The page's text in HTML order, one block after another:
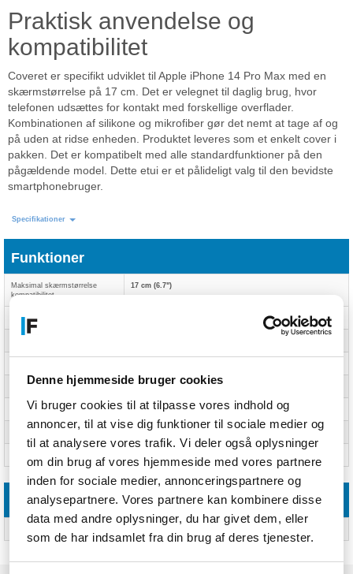
Denne hjemmeside bruger cookies
Vi bruger cookies til at tilpasse vores indhold og
annoncer, til at vise dig funktioner til sociale medier og
til at analysere vores trafik. Vi deler også oplysninger
om din brug af vores hjemmeside med vores partnere
inden for sociale medier, annonceringspartnere og
analysepartnere. Vores partnere kan kombinere disse
data med andre oplysninger, du har givet dem, eller
som de har indsamlet fra din brug af deres tjenester.
Praktisk anvendelse og
kompatibilitet
Coveret er specifikt udviklet til Apple iPhone 14 Pro Max med en
skærmstørrelse på 17 cm. Det er velegnet til daglig brug, hvor
telefonen udsættes for kontakt med forskellige overflader.
Kombinationen af silikone og mikrofiber gør det nemt at tage af og
på uden at ridse enheden. Produktet leveres som et enkelt cover i
pakken. Det er kompatibelt med alle standardfunktioner på den
pågældende model. Dette etui er et pålideligt valg til den bevidste
smartphonebruger.
Specifikationer
Funktioner
Maksimal skærmstørrelse
kompatibilitet
17 cm (6.7")
Overfladefarvning
Materiale Mikrofiber, Silikone
Produktfarve Lyserød
Mærke kompatibilitet Apple
Emballage indhold